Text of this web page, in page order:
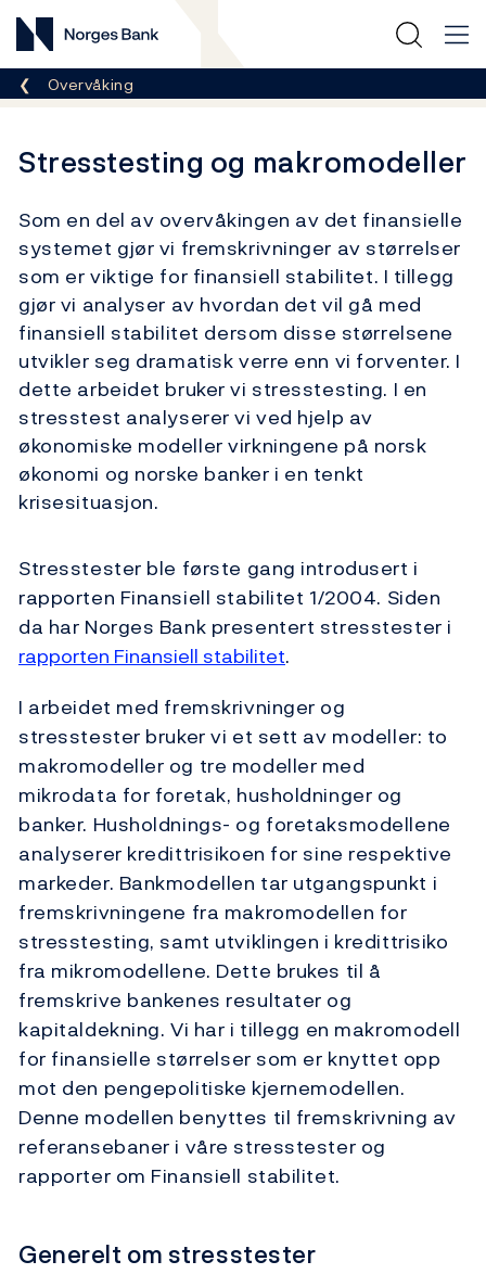
Norges Bank
Her er du nå:
Overvåking
Stresstesting og makromodeller
Som en del av overvåkingen av det finansielle
systemet gjør vi fremskrivninger av størrelser
som er viktige for finansiell stabilitet. I tillegg
gjør vi analyser av hvordan det vil gå med
finansiell stabilitet dersom disse størrelsene
utvikler seg dramatisk verre enn vi forventer. I
dette arbeidet bruker vi stresstesting. I en
stresstest analyserer vi ved hjelp av
økonomiske modeller virkningene på norsk
økonomi og norske banker i en tenkt
krisesituasjon.
Stresstester ble første gang introdusert i
rapporten Finansiell stabilitet 1/2004. Siden
da har Norges Bank presentert stresstester i
rapporten Finansiell stabilitet.
I arbeidet med fremskrivninger og
stresstester bruker vi et sett av modeller: to
makromodeller og tre modeller med
mikrodata for foretak, husholdninger og
banker. Husholdnings- og foretaksmodellene
analyserer kredittrisikoen for sine respektive
markeder. Bankmodellen tar utgangspunkt i
fremskrivningene fra makromodellen for
stresstesting, samt utviklingen i kredittrisiko
fra mikromodellene. Dette brukes til å
fremskrive bankenes resultater og
kapitaldekning. Vi har i tillegg en makromodell
for finansielle størrelser som er knyttet opp
mot den pengepolitiske kjernemodellen.
Denne modellen benyttes til fremskrivning av
referansebaner i våre stresstester og
rapporter om Finansiell stabilitet.
Generelt om stresstester